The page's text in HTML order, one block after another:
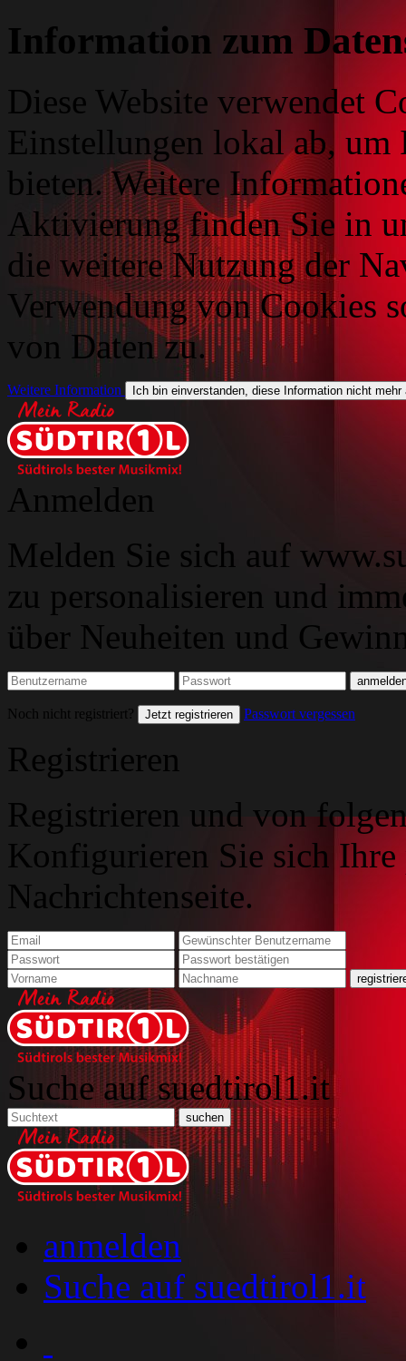
Information zum
Diese Website verwendet
Einstellungen lokal ab, um
bieten. Weitere
Aktivierung finden Sie in
die weitere Nutzung der
Verwendung von Cookies
von Daten zu.
Weitere Information Ich bin einverstanden, diese Information nicht mehr
Anmelden
Melden Sie sich auf
zu personalisieren und
über Neuheiten und
Noch nicht registriert? Jetzt registrieren Passwort vergessen
Registrieren
Registrieren und von
Konfigurieren Sie sich
Nachrichtenseite.
Suche auf suedtirol1.it
anmelden
Suche auf suedtirol1.it